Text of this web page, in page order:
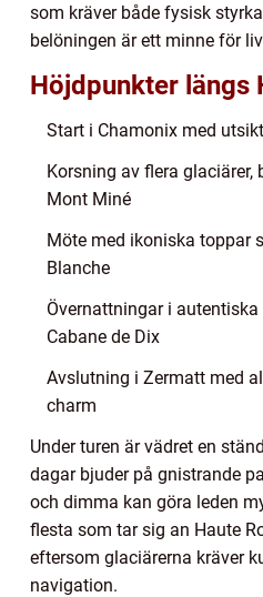
som kräver både fysisk
belöningen är ett minne för
Höjdpunkter längs
Start i Chamonix med
Korsning av flera glaciärer,
Mont Miné
Möte med ikoniska toppar
Blanche
Övernattningar i
Cabane de Dix
Avslutning i Zermatt med
charm
Under turen är vädret en
dagar bjuder på gnistrande
och dimma kan göra leden
flesta som tar sig an Haute
eftersom glaciärerna kräver
navigation.